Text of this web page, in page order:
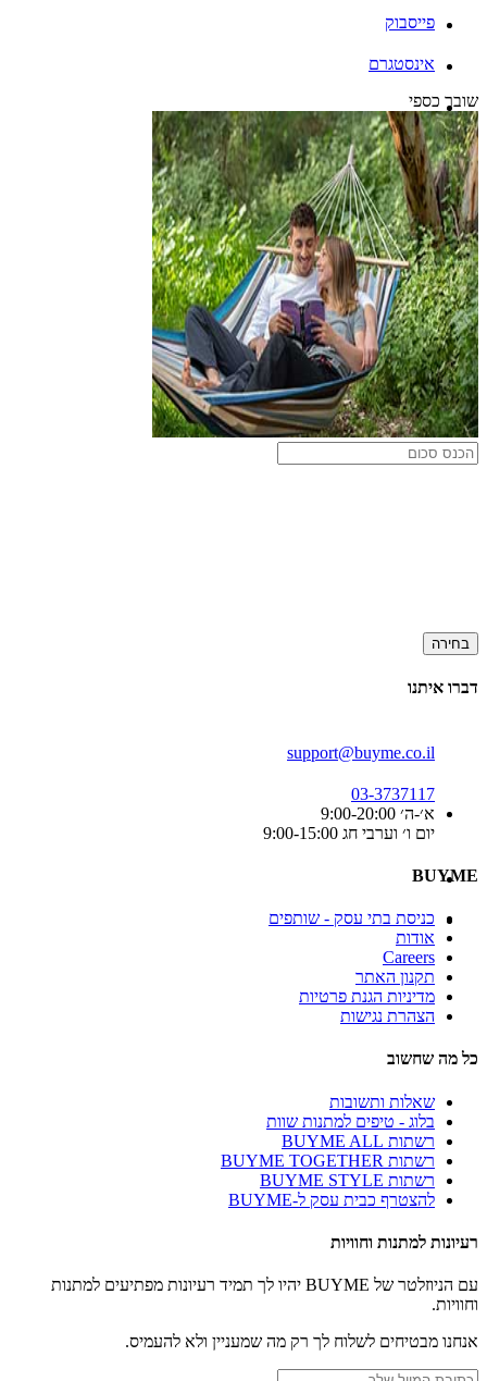
פייסבוק
אינסטגרם
שובר כספי
בחירה
דברו איתנו
support@buyme.co.il
03-3737117
א׳-ה׳ 9:00-20:00
יום ו׳ וערבי חג 9:00-15:00
BUYME
כניסת בתי עסק - שותפים
אודות
Careers
תקנון האתר
מדיניות הגנת פרטיות
הצהרת נגישות
כל מה שחשוב
שאלות ותשובות
בלוג - טיפים למתנות שוות
רשתות BUYME ALL
רשתות BUYME TOGETHER
רשתות BUYME STYLE
להצטרף כבית עסק ל-BUYME
רעיונות למתנות וחוויות
עם הניוזלטר של BUYME יהיו לך תמיד רעיונות מפתיעים למתנות
וחוויות.
אנחנו מבטיחים לשלוח לך רק מה שמעניין ולא להעמיס.